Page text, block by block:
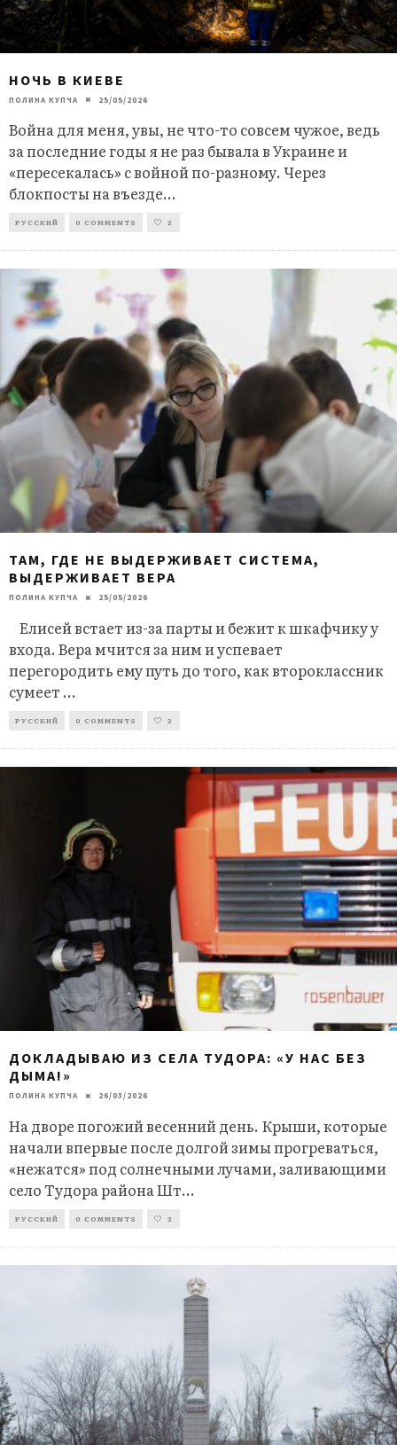
НОЧЬ В КИЕВЕ
ПОЛИНА КУПЧА 25/05/2026
Bойна для меня, увы, не что-то совсем чужое, ведь
за последние годы я не раз бывала в Украине и
«пересекалась» с войной по-разному. Через
блокпосты на въезде...
РУССКИЙ 0 COMMENTS 2
ТАМ, ГДЕ НЕ ВЫДЕРЖИВАЕТ СИСТЕМА,
ВЫДЕРЖИВАЕТ ВЕРА
ПОЛИНА КУПЧА 25/05/2026
Елисей встает из-за парты и бежит к шкафчику у
входа. Вера мчится за ним и успевает
перегородить ему путь до того, как второклассник
сумеет ...
РУССКИЙ 0 COMMENTS 2
ДОКЛАДЫВАЮ ИЗ СЕЛА ТУДОРА: «У НАС БЕЗ
ДЫМА!»
ПОЛИНА КУПЧА 26/03/2026
На дворе погожий весенний день. Крыши, которые
начали впервые после долгой зимы прогреваться,
«нежатся» под солнечными лучами, заливающими
село Тудора района Шт...
РУССКИЙ 0 COMMENTS 2